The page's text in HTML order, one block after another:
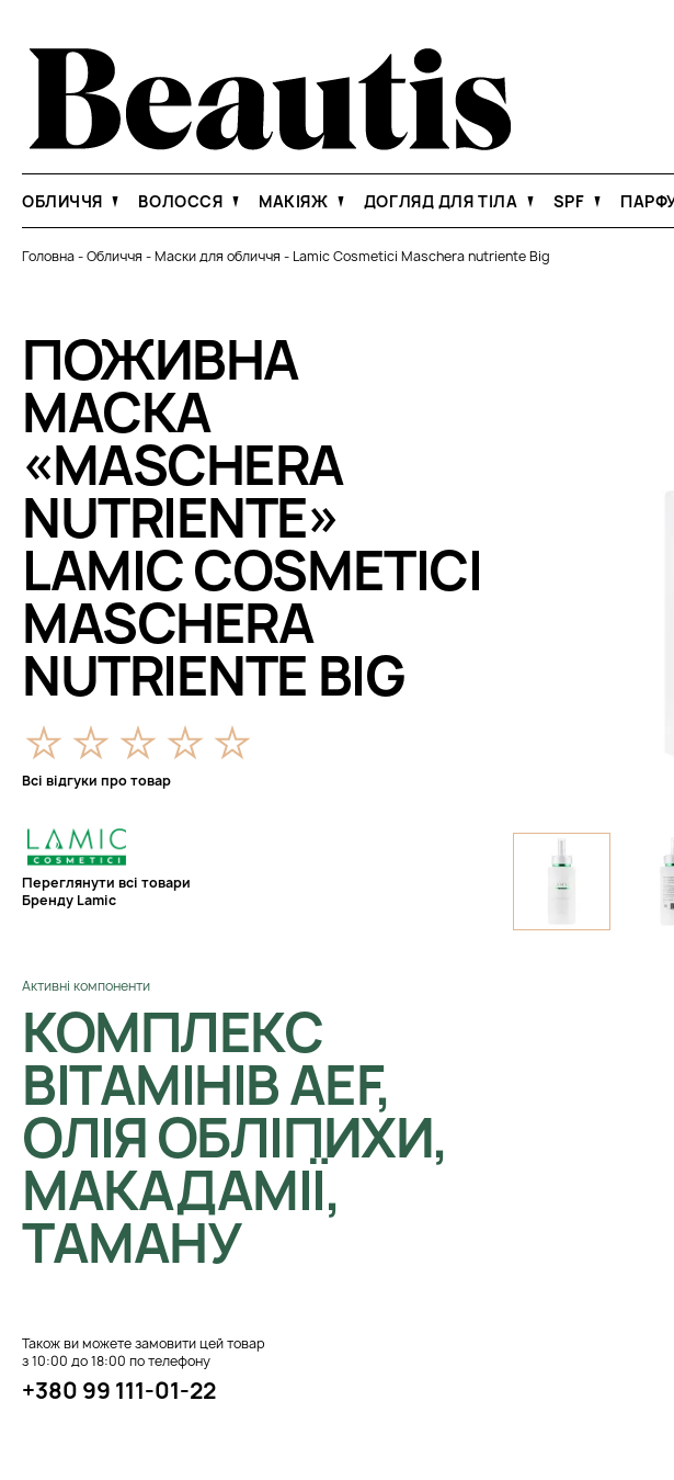
ОБЛИЧЧЯ ВОЛОССЯ МАКІЯЖ ДОГЛЯД ДЛЯ ТІЛА SPF
Головна-Обличчя -Маски для обличчя - Lamic Cosmetici Maschera nutriente Big
ПОЖИВНА
МАСКА
«MASCHERA
NUTRIENTE»
LAMIC COSMETICI
MASCHERA
NUTRIENTE BIG
Всі відгуки про товар
Переглянути всі товари
Бренду Lamic
Активні компоненти
КОМПЛЕКС
ВІТАМІНІВ AEF,
ОЛІЯ ОБЛІПИХИ,
МАКАДАМІЇ,
ТАМАНУ
Також ви можете замовити цей товар
з 10:00 до 18:00 по телефону
+380 99 111-01-22